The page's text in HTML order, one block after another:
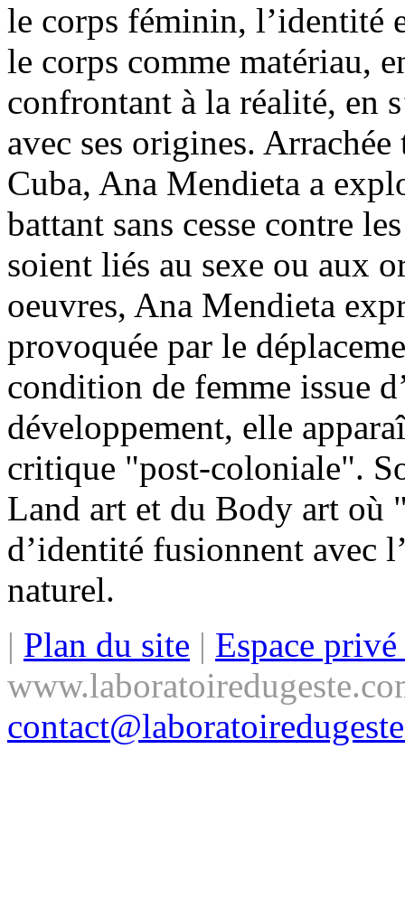
le corps féminin, l’identité
le corps comme matériau,
confrontant à la réalité, en
avec ses origines.
Cuba, Ana Mendieta a
battant sans cesse contre
soient liés au sexe ou aux
oeuvres, Ana Mendieta
provoquée par le
condition de femme issue
développement, elle
critique "post-coloniale".
Land art et du Body art où
d’identité fusionnent avec
naturel.
| Plan du site | Espace privé